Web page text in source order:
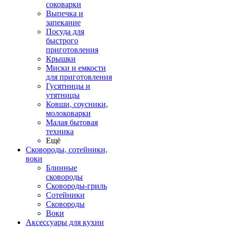
соковарки
Выпечка и
запекание
Посуда для
быстрого
приготовления
Крышки
Миски и емкости
для приготовления
Гусятницы и
утятницы
Ковши, соусники,
молоковарки
Малая бытовая
техника
Ещё
Сковороды, сотейники,
воки
Блинные
сковороды
Сковороды-гриль
Сотейники
Сковороды
Воки
Аксессуары для кухни